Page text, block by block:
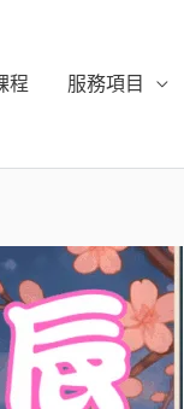
程 服務項目